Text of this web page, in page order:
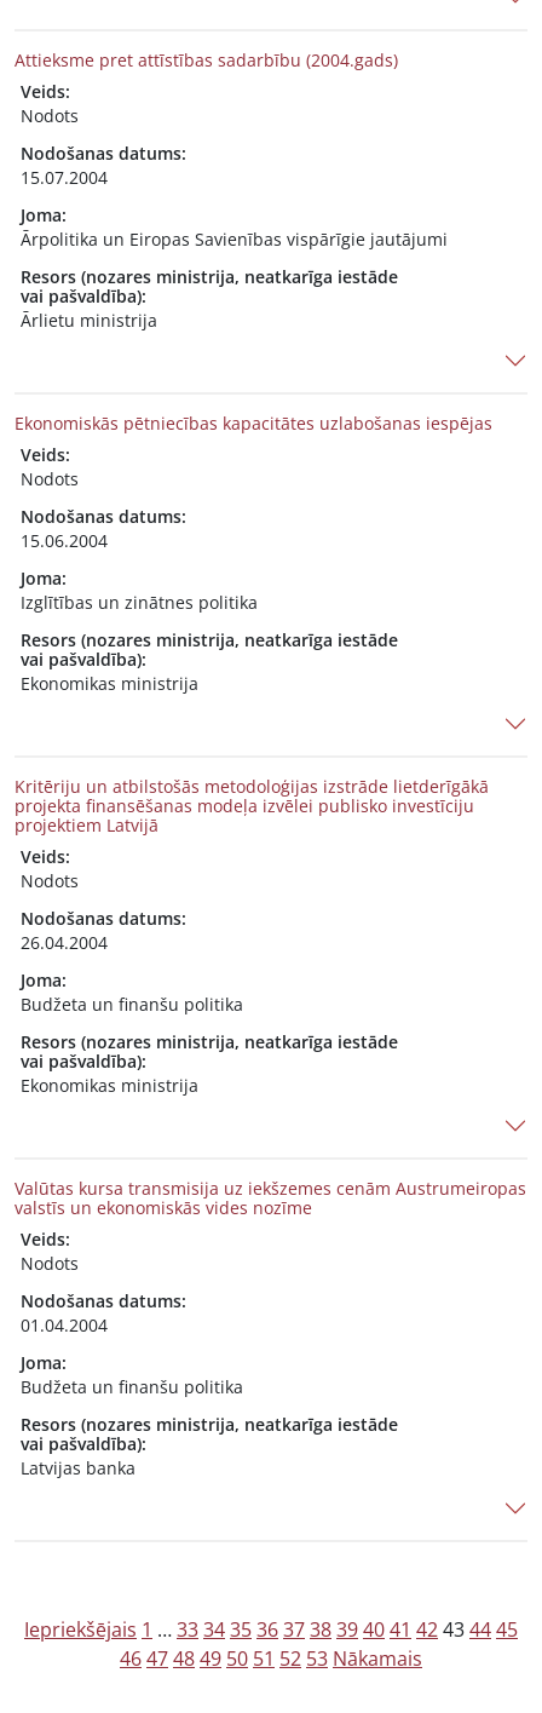
Attieksme pret attīstības sadarbību (2004.gads)
Veids:
Nodots
Nodošanas datums:
15.07.2004
Joma:
Ārpolitika un Eiropas Savienības vispārīgie jautājumi
Resors (nozares ministrija, neatkarīga iestāde
vai pašvaldība):
Ārlietu ministrija
Ekonomiskās pētniecības kapacitātes uzlabošanas iespējas
Veids:
Nodots
Nodošanas datums:
15.06.2004
Joma:
Izglītības un zinātnes politika
Resors (nozares ministrija, neatkarīga iestāde
vai pašvaldība):
Ekonomikas ministrija
Kritēriju un atbilstošās metodoloģijas izstrāde lietderīgākā
projekta finansēšanas modeļa izvēlei publisko investīciju
projektiem Latvijā
Veids:
Nodots
Nodošanas datums:
26.04.2004
Joma:
Budžeta un finanšu politika
Resors (nozares ministrija, neatkarīga iestāde
vai pašvaldība):
Ekonomikas ministrija
Valūtas kursa transmisija uz iekšzemes cenām Austrumeiropas
valstīs un ekonomiskās vides nozīme
Veids:
Nodots
Nodošanas datums:
01.04.2004
Joma:
Budžeta un finanšu politika
Resors (nozares ministrija, neatkarīga iestāde
vai pašvaldība):
Latvijas banka
ZIepriekšējais 1 …333435363738394041 42434445
46474849 50 51 52 53 Nākamais